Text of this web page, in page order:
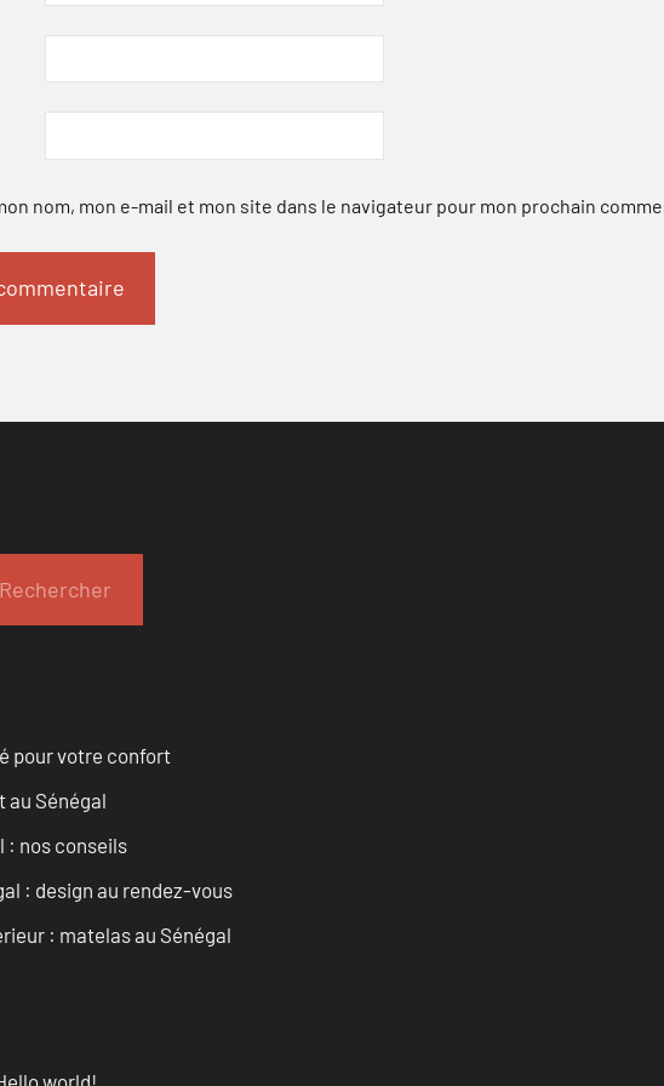
nom, mon e-mail et mon site dans le navigateur pour mon prochain
Rechercher
pour votre confort
au Sénégal
: nos conseils
: design au rendez-vous
: matelas au Sénégal